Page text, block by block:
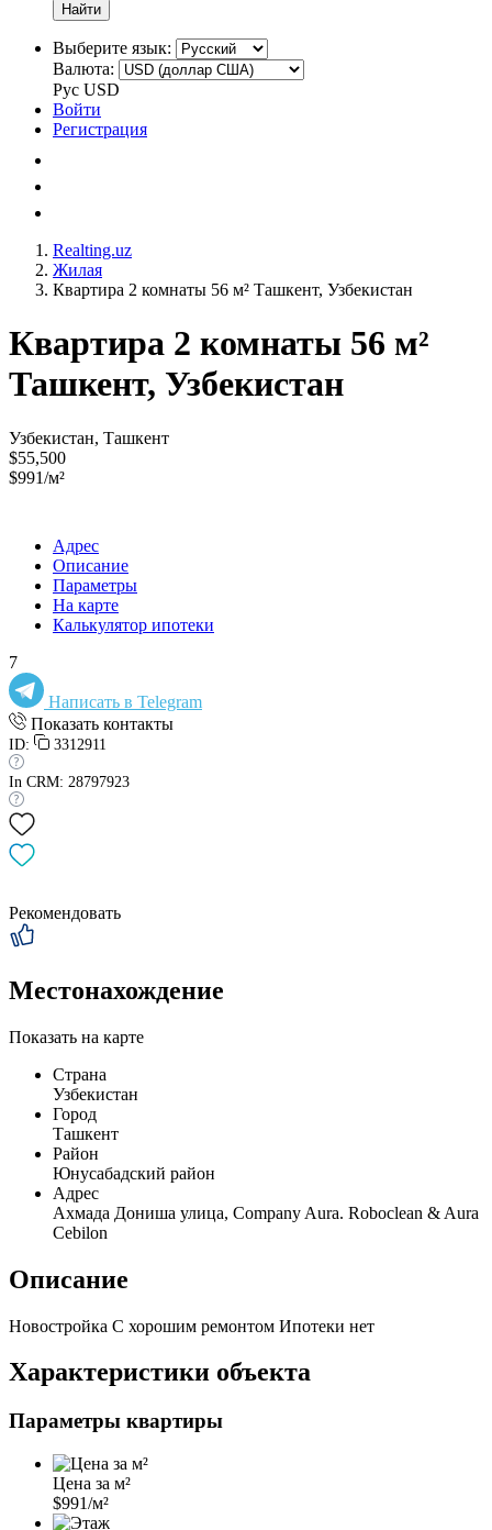
Найти
Выберите язык:
Валюта:
Рус USD
Войти
Регистрация
Realting.uz
Жилая
Квартира 2 комнаты 56 м² Ташкент, Узбекистан
Квартира 2 комнаты 56 м²
Ташкент, Узбекистан
Узбекистан, Ташкент
$55,500
$991/м²
Адрес
Описание
Параметры
На карте
Калькулятор ипотеки
7
Написать в Telegram
Показать контакты
ID: 3312911
In CRM: 28797923
Рекомендовать
Местонахождение
Показать на карте
Страна
Узбекистан
Город
Ташкент
Район
Юнусабадский район
Адрес
Ахмада Дониша улица, Company Aura. Roboclean & Aura
Cebilon
Описание
Новостройка С хорошим ремонтом Ипотеки нет
Характеристики объекта
Параметры квартиры
Цена за м²
$991/м²